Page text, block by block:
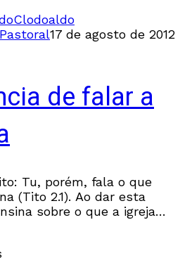
Clodoaldo
17 de agosto de 2012
de falar a
Tu, porém, fala o que
(Tito 2.1). Ao dar esta
sobre o que a igreja